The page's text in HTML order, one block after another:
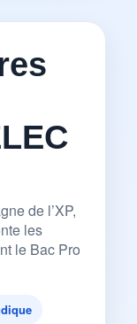
de l’XP,
les
le Bac Pro